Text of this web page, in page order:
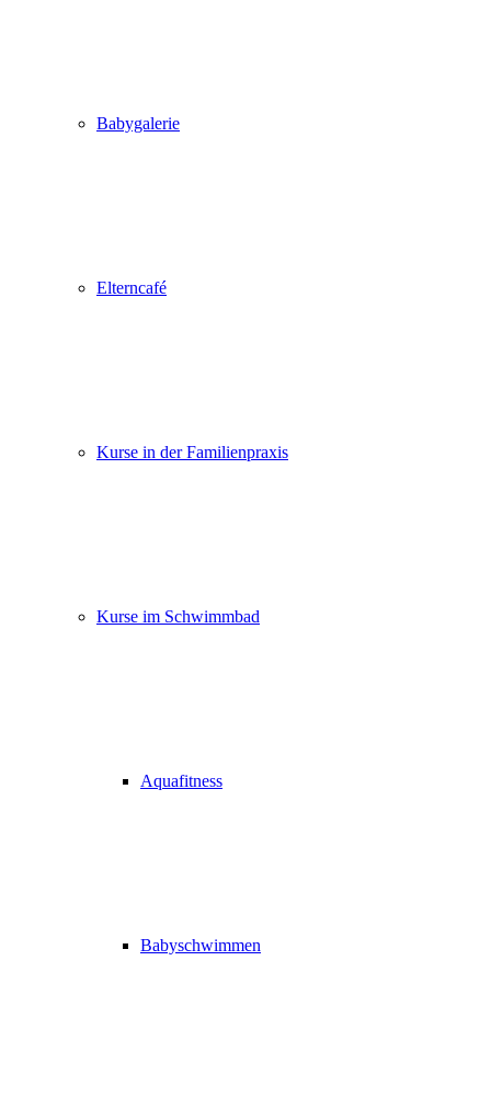
Babygalerie
Elterncafé
Kurse in der Familienpraxis
Kurse im Schwimmbad
Aquafitness
Babyschwimmen